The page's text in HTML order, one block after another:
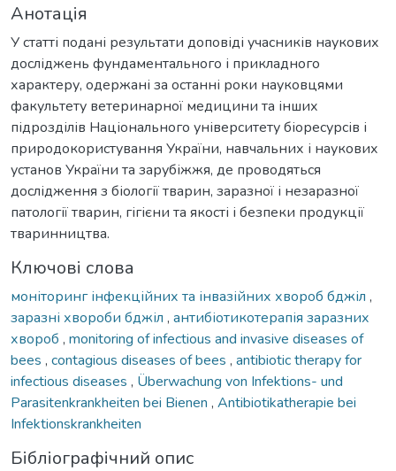
Анотація
У статті подані результати доповіді учасників наукових
досліджень фундаментального і прикладного
характеру, одержані за останні роки науковцями
факультету ветеринарної медицини та інших
підрозділів Національного університету біоресурсів і
природокористування України, навчальних і наукових
установ України та зарубіжжя, де проводяться
дослідження з біології тварин, заразної і незаразної
патології тварин, гігієни та якості і безпеки продукції
тваринництва.
Ключові слова
моніторинг інфекційних та інвазійних хвороб бджіл ,
заразні хвороби бджіл , антибіотикотерапія заразних
хвороб , monitoring of infectious and invasive diseases of
bees , contagious diseases of bees , antibiotic therapy for
infectious diseases , Überwachung von Infektions- und
Parasitenkrankheiten bei Bienen , Antibiotikatherapie bei
Infektionskrankheiten
Бібліографічний опис